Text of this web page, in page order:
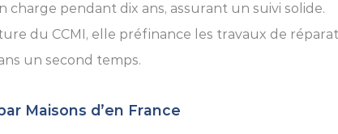
charge pendant dix ans, assurant un suivi solide.
du CCMI, elle préfinance les travaux de
un second temps.
Maisons d’en France